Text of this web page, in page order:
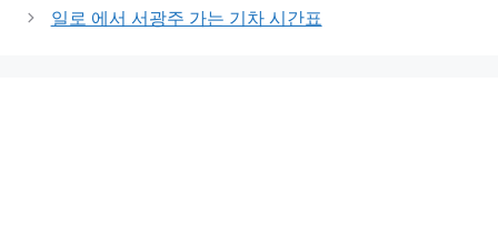
일로 에서 서광주 가는 기차 시간표